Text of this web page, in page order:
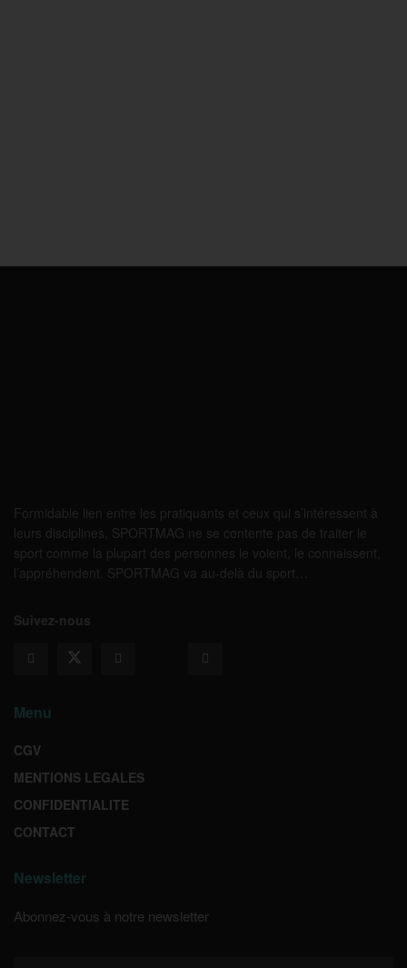
Formidable lien entre les pratiquants et ceux qui s’intéressent à
leurs disciplines, SPORTMAG ne se contente pas de traiter le
sport comme la plupart des personnes le voient, le connaissent,
l’appréhendent. SPORTMAG va au-delà du sport…
Suivez-nous
Menu
CGV
MENTIONS LEGALES
CONFIDENTIALITE
CONTACT
Newsletter
Abonnez-vous à notre newsletter